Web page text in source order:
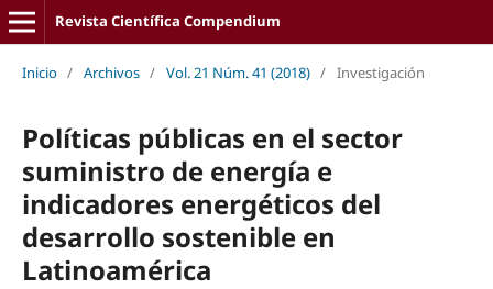
Revista Científica Compendium
Inicio / Archivos / Vol. 21 Núm. 41 (2018) / Investigación
Políticas públicas en el sector
suministro de energía e
indicadores energéticos del
desarrollo sostenible en
Latinoamérica